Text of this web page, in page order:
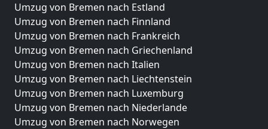
Umzug von Bremen nach Estland
Umzug von Bremen nach Finnland
Umzug von Bremen nach Frankreich
Umzug von Bremen nach Griechenland
Umzug von Bremen nach Italien
Umzug von Bremen nach Liechtenstein
Umzug von Bremen nach Luxemburg
Umzug von Bremen nach Niederlande
Umzug von Bremen nach Norwegen